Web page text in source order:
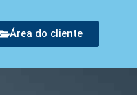
Área do cliente